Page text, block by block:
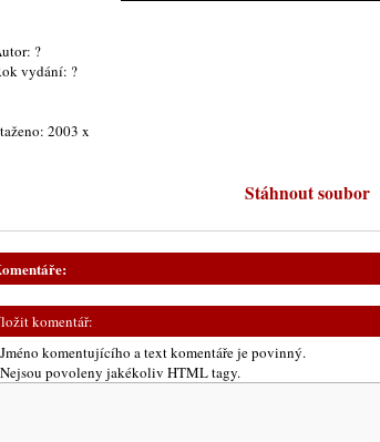
?
vydání: ?
2003 x
Stáhnout soubor
komentář:
komentujícího a text komentáře je povinný.
povoleny jakékoliv HTML tagy.